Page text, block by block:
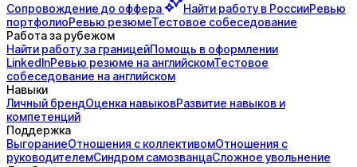
Сопровождение до оффера Найти работу в РоссииРевью
портфолиоРевью резюмеТестовое собеседование
Работа за рубежом
Найти работу за границейПомощь в оформлении
LinkedInРевью резюме на английскомТестовое
собеседование на английском
Навыки
Личный брендОценка навыковРазвитие навыков и
компетенций
Поддержка
ВыгораниеОтношения с коллективомОтношения с
руководителемСиндром самозванцаСложное увольнение